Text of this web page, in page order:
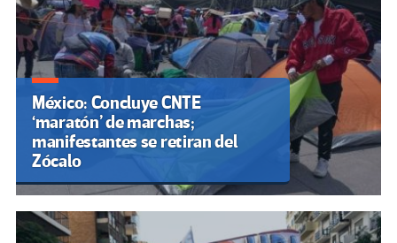
México: Concluye CNTE
‘maratón’ de marchas;
manifestantes se retiran del
Zócalo